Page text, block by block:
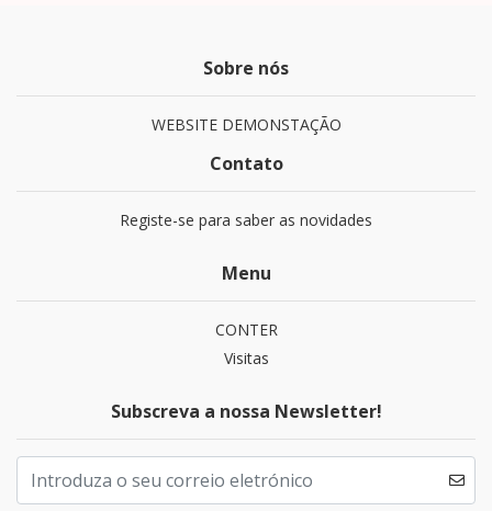
Sobre nós
WEBSITE DEMONSTAÇÃO
Contato
Registe-se para saber as novidades
Menu
CONTER
Visitas
Subscreva a nossa Newsletter!